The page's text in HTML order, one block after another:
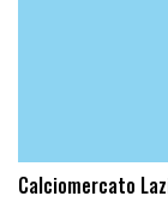
Calciomercato